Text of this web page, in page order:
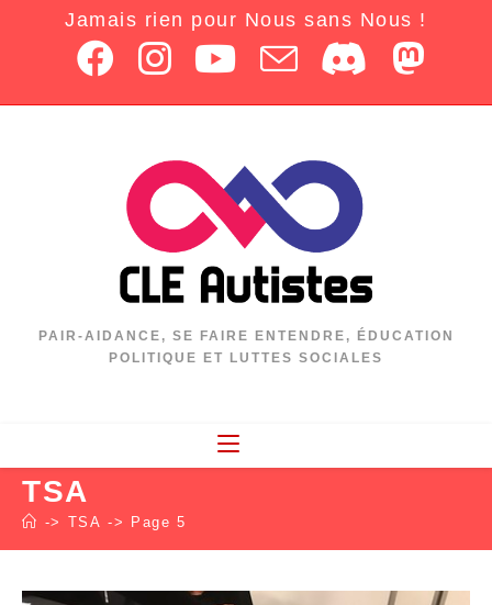
Jamais rien pour Nous sans Nous !
PAIR-AIDANCE, SE FAIRE ENTENDRE, ÉDUCATION
POLITIQUE ET LUTTES SOCIALES
TSA
-> TSA -> Page 5